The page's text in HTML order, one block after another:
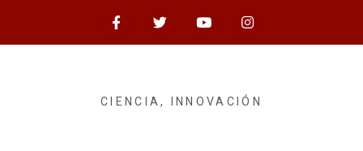
CIENCIA, INNOVACIÓN